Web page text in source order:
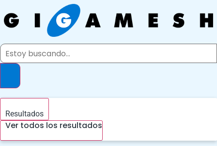
al
contenido
Search
Resultados
Ver todos los resultados